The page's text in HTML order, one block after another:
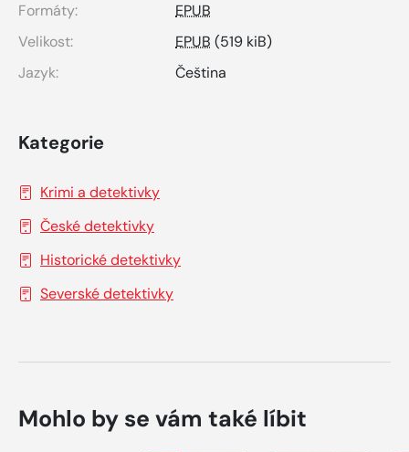
Formáty:
EPUB
Velikost:
EPUB (519 kiB)
Jazyk:
Čeština
Kategorie
Krimi a detektivky
České detektivky
Historické detektivky
Severské detektivky
Mohlo by se vám také líbit